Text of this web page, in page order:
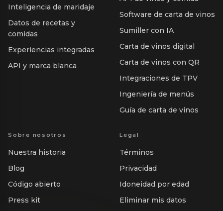
Inteligencia de maridaje
Datos de recetas y
comidas
Experiencias integradas
API y marca blanca
Software de carta de vinos
Sumiller con IA
Carta de vinos digital
Carta de vinos con QR
Integraciones de TPV
Ingeniería de menús
Guía de carta de vinos
Sobre nosotros
Nuestra historia
Blog
Código abierto
Press kit
Legal
Términos
Privacidad
Idoneidad por edad
Eliminar mis datos